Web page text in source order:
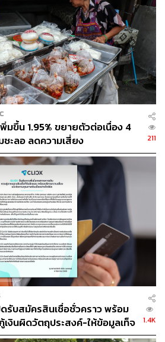
ชิญกับปัญหาต้นทุนที่เพิ่มสูงขึ้นอย่าง
าวัตถุดิบตึงตัวหรือขาดแคลน
อยอดขายลดลง
งผ่านต้นทุนไม่ได้ ‘ต้องยอม
อ่อนแอ
ำรวจ BSI ชี้ว่าผู้ประกอบการส่วน
พิ่มขึ้น 1.95% ขยายตัวต่อเนื่อง 4
ะลอ ลดความเสี่ยง
211
รับสมัครสินเชื่อชั่วคราว พร้อม
นผิดวัตถุประสงค์-ให้ข้อมูลเท็จ
1.4K